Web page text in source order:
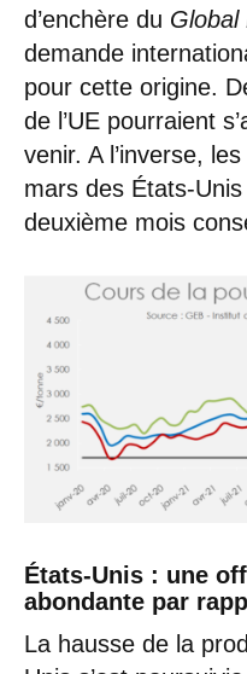
d’enchère du Global
demande
pour cette origine.
de l’UE pourraient
venir. A l’inverse,
mars des États-
deuxième mois
États-Unis : une
abondante par
La hausse de la